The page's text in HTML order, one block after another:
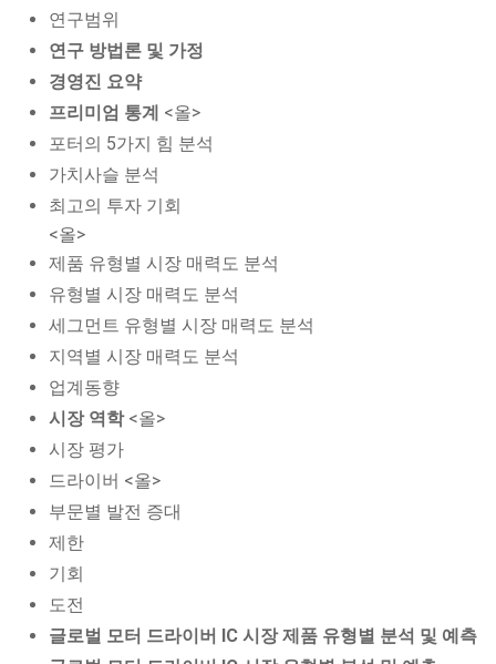
연구범위
연구 방법론 및 가정
경영진 요약
프리미엄 통계 <올>
포터의 5가지 힘 분석
가치사슬 분석
최고의 투자 기회
<올>
제품 유형별 시장 매력도 분석
유형별 시장 매력도 분석
세그먼트 유형별 시장 매력도 분석
지역별 시장 매력도 분석
업계동향
시장 역학<올>
시장 평가
드라이버 <올>
부문별 발전 증대
제한
기회
도전
글로벌 모터 드라이버 IC 시장 제품 유형별 분석 및 예측